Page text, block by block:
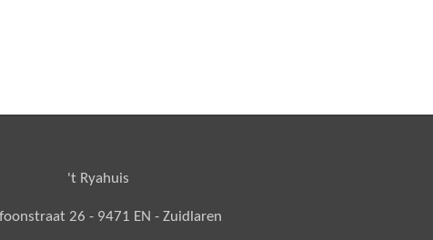
't Ryahuis
26 - 9471 EN - Zuidlaren